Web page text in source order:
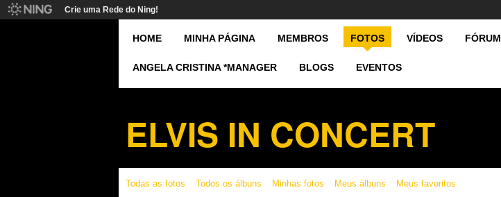
Crie uma Rede do Ning!
HOME MINHA PÁGINA MEMBROS FOTOS VÍDEOS FÓRUM
ANGELA CRISTINA *MANAGER BLOGS EVENTOS
ELVIS IN CONCERT
Todas as fotos Todos os álbuns Minhas fotos Meus álbuns Meus favoritos